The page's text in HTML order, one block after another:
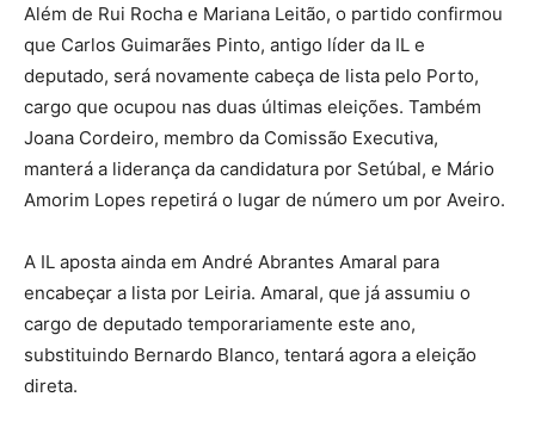
Além de Rui Rocha e Mariana Leitão, o partido confirmou
que Carlos Guimarães Pinto, antigo líder da IL e
deputado, será novamente cabeça de lista pelo Porto,
cargo que ocupou nas duas últimas eleições. Também
Joana Cordeiro, membro da Comissão Executiva,
manterá a liderança da candidatura por Setúbal, e Mário
Amorim Lopes repetirá o lugar de número um por Aveiro.
A IL aposta ainda em André Abrantes Amaral para
encabeçar a lista por Leiria. Amaral, que já assumiu o
cargo de deputado temporariamente este ano,
substituindo Bernardo Blanco, tentará agora a eleição
direta.